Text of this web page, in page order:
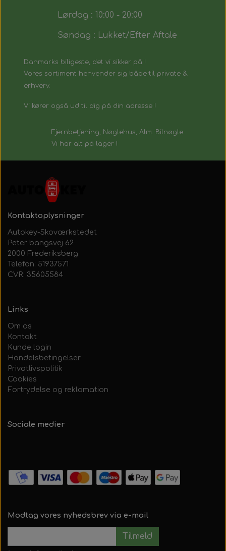
Lørdag : 10:00 - 20:00
Søndag : Lukket/Efter Aftale
Danmarks biligeste, det vi sikker på !
Vores sortiment henvender sig både til private &
erhverv.
Vi kører også ud til dig på din adresse !
Fjernbetjening, Nøglehus, Alm. Bilnøgle
Vi har alt på lager !
Kontaktoplysninger
Autokey-Skoværkstedet
Peter bangsvej 62
2000 Frederiksberg
Telefon: 51937571
CVR: 35605584
Links
Om os
Kontakt
Kunde login
Handelsbetingelser
Privatlivspolitik
Cookies
Fortrydelse og reklamation
Sociale medier
Modtag vores nyhedsbrev via e-mail
Tilmeld